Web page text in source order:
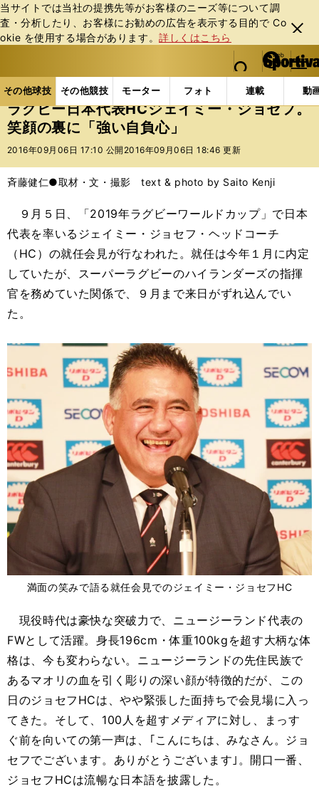
当サイトでは当社の提携先等がお客様のニーズ等について調
査・分析したり、お客様にお勧めの広告を表⽰する⽬的で Co
okie を使⽤する場合があります。詳しくはこちら
閉じ
る
web Sportiva (webスポルティーバ)
検索
マイペ
ー
ジ
メニュ
その他球技 その他競技 モーター フォト 連載 動
ス
ポ
ル
バ
その他球技の記事一覧 ラグビー ラグビー日本代表
ラグビー日本代表HCジェイミー・ジョセフ。
笑顔の裏に「強い自負心」
2016年09月06日 17:10 公開 2016年09月06日 18:46 更新
斉藤健仁●取材・文・撮影 text & photo by Saito Kenji
９月５日、「2019年ラグビーワールドカップ」で日本
代表を率いるジェイミー・ジョセフ・ヘッドコーチ
（HC）の就任会見が行なわれた。就任は今年１月に内定
していたが、スーパーラグビーのハイランダーズの指揮
官を務めていた関係で、９月まで来日がずれ込んでい
た。
満面の笑みで語る就任会見でのジェイミー・ジョセフHC
現役時代は豪快な突破力で、ニュージーランド代表の
FWとして活躍。身長196cm・体重100kgを超す大柄な体
格は、今も変わらない。ニュージーランドの先住民族で
あるマオリの血を引く彫りの深い顔が特徴的だが、この
日のジョセフHCは、やや緊張した面持ちで会見場に入っ
てきた。そして、100人を超すメディアに対し、まっす
ぐ前を向いての第一声は、｢こんにちは、みなさん。ジョ
セフでございます。ありがとうございます｣。開口一番、
ジョセフHCは流暢な日本語を披露した。